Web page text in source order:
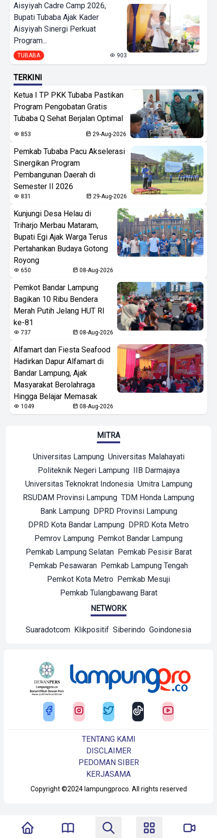
Aisyiyah Cadre Camp 2026,
Bupati Tubaba Ajak Kader
Aisyiyah Sinergi Perkuat
Program...
TUBABA 903
TERKINI
Ketua I TP PKK Tubaba Pastikan
Program Pengobatan Gratis
Tubaba Q Sehat Berjalan Optimal
853 29-Aug-2026
Pemkab Tubaba Pacu Akselerasi
Sinergikan Program
Pembangunan Daerah di
Semester II 2026
831 29-Aug-2026
Kunjungi Desa Helau di
Triharjo Merbau Mataram,
Bupati Egi Ajak Warga Terus
Pertahankan Budaya Gotong
Royong
650 08-Aug-2026
Pemkot Bandar Lampung
Bagikan 10 Ribu Bendera
Merah Putih Jelang HUT RI
ke-81
737 08-Aug-2026
Alfamart dan Fiesta Seafood
Hadirkan Dapur Alfamart di
Bandar Lampung, Ajak
Masyarakat Berolahraga
Hingga Belajar Memasak
1049 08-Aug-2026
MITRA
Universitas Lampung Universitas Malahayati
Politeknik Negeri Lampung IIB Darmajaya
Universitas Teknokrat Indonesia Umitra Lampung
RSUDAM Provinsi Lampung TDM Honda Lampung
Bank Lampung DPRD Provinsi Lampung
DPRD Kota Bandar Lampung DPRD Kota Metro
Pemrov Lampung Pemkot Bandar Lampung
Pemkab Lampung Selatan Pemkab Pesisir Barat
Pemkab Pesawaran Pemkab Lampung Tengah
Pemkot Kota Metro Pemkab Mesuji
Pemkab Tulangbawang Barat
NETWORK
Suaradotcom Klikpositif Siberindo Goindonesia
Copyright ©2024 lampungproco. All rights reserved
TENTANG KAMI
DISCLAIMER
PEDOMAN SIBER
KERJASAMA